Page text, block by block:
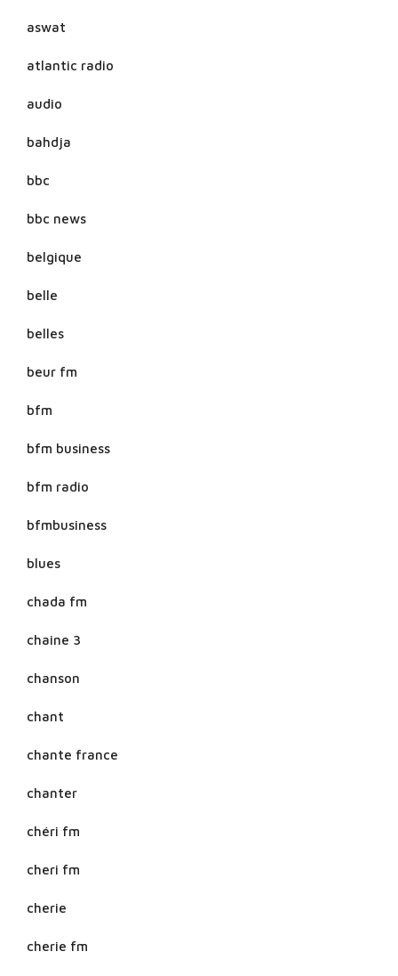
aswat
atlantic radio
audio
bahdja
bbc
bbc news
belgique
belle
belles
beur fm
bfm
bfm business
bfm radio
bfmbusiness
blues
chada fm
chaine 3
chanson
chant
chante france
chanter
chéri fm
cheri fm
cherie
cherie fm